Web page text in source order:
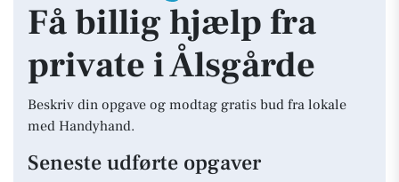
Få billig hjælp fra
private i Ålsgårde
Beskriv din opgave og modtag gratis bud fra lokale
med Handyhand.
Seneste udførte opgaver